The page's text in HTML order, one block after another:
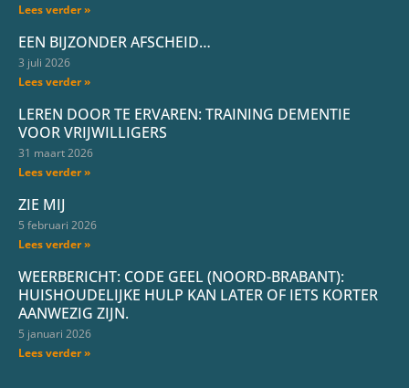
Lees verder »
EEN BIJZONDER AFSCHEID…
3 juli 2026
Lees verder »
LEREN DOOR TE ERVAREN: TRAINING DEMENTIE
VOOR VRIJWILLIGERS
31 maart 2026
Lees verder »
ZIE MIJ
5 februari 2026
Lees verder »
WEERBERICHT: CODE GEEL (NOORD-BRABANT):
HUISHOUDELIJKE HULP KAN LATER OF IETS KORTER
AANWEZIG ZIJN.
5 januari 2026
Lees verder »